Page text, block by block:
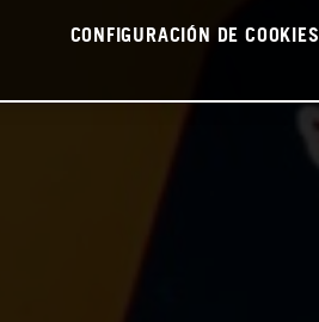
CONFIGURACIÓN DE COOKIES